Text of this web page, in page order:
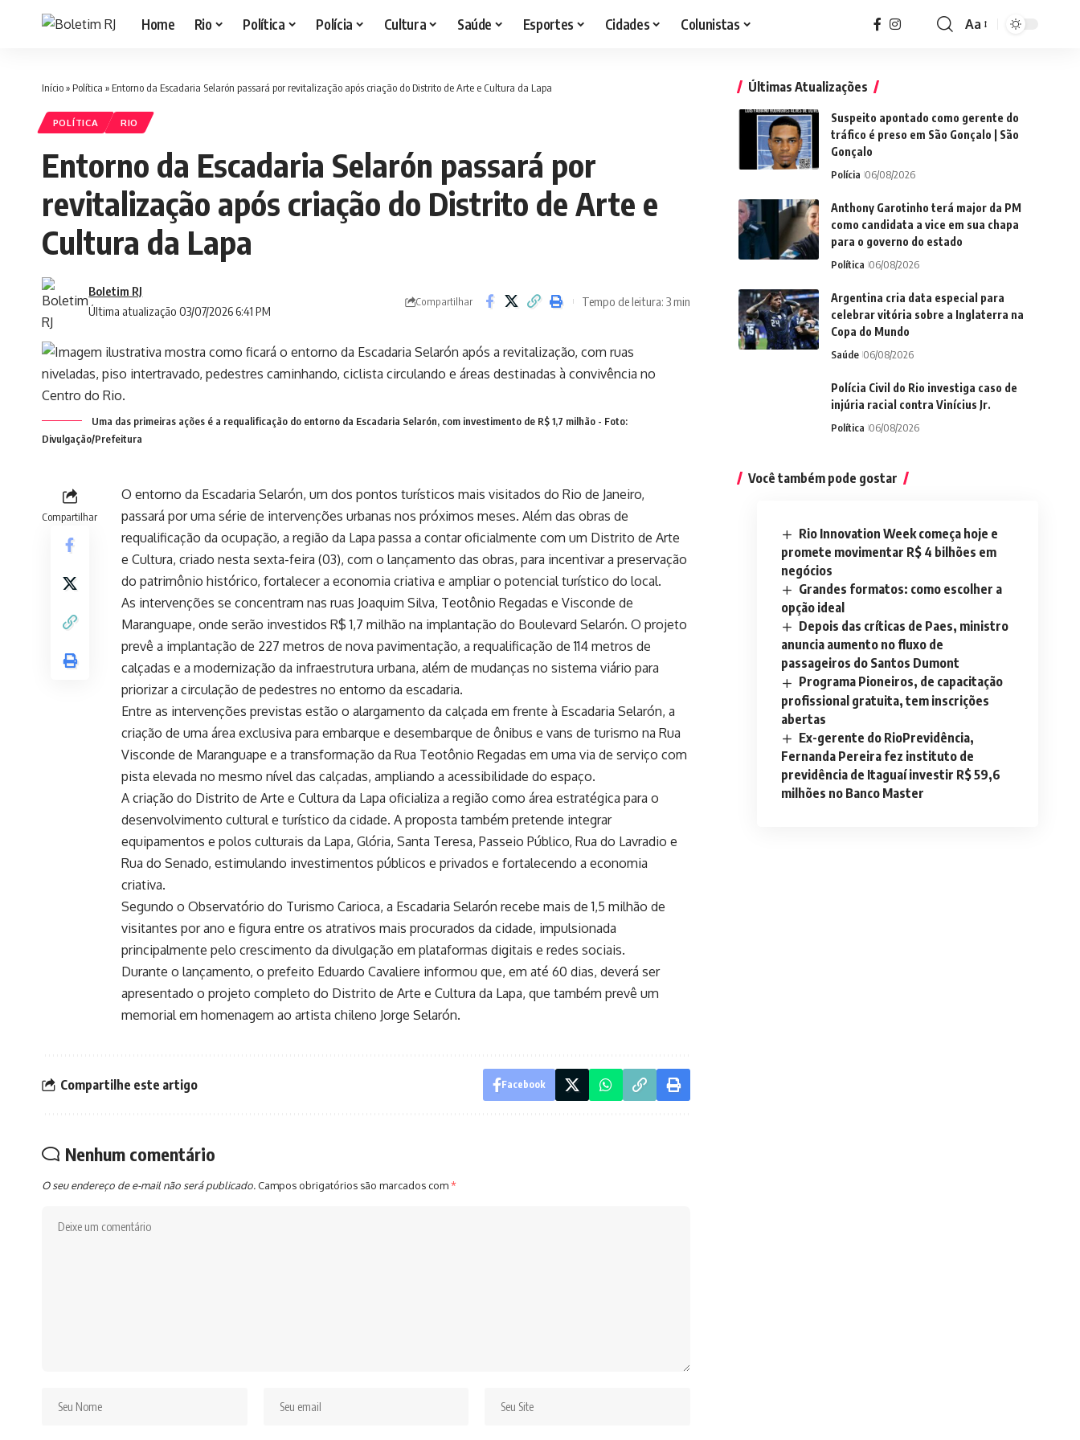
Home Rio Política Polícia Cultura Saúde Esportes Cidades Colunistas
Font
Aa
Início» Política » Entorno da Escadaria Selarón passará por revitalização após criação do Distrito de Arte e Cultura da Lapa
POLÍTICA RIO
Entorno da Escadaria Selarón passará por
revitalização após criação do Distrito de Arte e
Cultura da Lapa
Última atualização 03/07/2026 6:41 PM
Boletim RJ
Compartilhar Tempo de leitura: 3 min
Uma das primeiras ações é a requalificação do entorno da Escadaria Selarón, com investimento de R$ 1,7 milhão - Foto:
Divulgação/Prefeitura
Compartilhar
O entorno da Escadaria Selarón, um dos pontos turísticos mais visitados do Rio de Janeiro,
passará por uma série de intervenções urbanas nos próximos meses. Além das obras de
requalificação da ocupação, a região da Lapa passa a contar oficialmente com um Distrito de Arte
e Cultura, criado nesta sexta-feira (03), com o lançamento das obras, para incentivar a preservação
do patrimônio histórico, fortalecer a economia criativa e ampliar o potencial turístico do local.
As intervenções se concentram nas ruas Joaquim Silva, Teotônio Regadas e Visconde de
Maranguape, onde serão investidos R$ 1,7 milhão na implantação do Boulevard Selarón. O projeto
prevê a implantação de 227 metros de nova pavimentação, a requalificação de 114 metros de
calçadas e a modernização da infraestrutura urbana, além de mudanças no sistema viário para
priorizar a circulação de pedestres no entorno da escadaria.
Entre as intervenções previstas estão o alargamento da calçada em frente à Escadaria Selarón, a
criação de uma área exclusiva para embarque e desembarque de ônibus e vans de turismo na Rua
Visconde de Maranguape e a transformação da Rua Teotônio Regadas em uma via de serviço com
pista elevada no mesmo nível das calçadas, ampliando a acessibilidade do espaço.
A criação do Distrito de Arte e Cultura da Lapa oficializa a região como área estratégica para o
desenvolvimento cultural e turístico da cidade. A proposta também pretende integrar
equipamentos e polos culturais da Lapa, Glória, Santa Teresa, Passeio Público, Rua do Lavradio e
Rua do Senado, estimulando investimentos públicos e privados e fortalecendo a economia
criativa.
Segundo o Observatório do Turismo Carioca, a Escadaria Selarón recebe mais de 1,5 milhão de
visitantes por ano e figura entre os atrativos mais procurados da cidade, impulsionada
principalmente pelo crescimento da divulgação em plataformas digitais e redes sociais.
Durante o lançamento, o prefeito Eduardo Cavaliere informou que, em até 60 dias, deverá ser
apresentado o projeto completo do Distrito de Arte e Cultura da Lapa, que também prevê um
memorial em homenagem ao artista chileno Jorge Selarón.
Compartilhe este artigo Facebook
Nenhum comentário
O seu endereço de e-mail não será publicado. Campos obrigatórios são marcados com*
Últimas Atualizações
Suspeito apontado como gerente do
tráfico é preso em São Gonçalo | São
Gonçalo
Polícia 06/08/2026
Anthony Garotinho terá major da PM
como candidata a vice em sua chapa
para o governo do estado
Política 06/08/2026
Argentina cria data especial para
celebrar vitória sobre a Inglaterra na
Copa do Mundo
Saúde 06/08/2026
Polícia Civil do Rio investiga caso de
injúria racial contra Vinícius Jr.
Política 06/08/2026
Você também pode gostar
Rio Innovation Week começa hoje e
promete movimentar R$ 4 bilhões em
negócios
Grandes formatos: como escolher a
opção ideal
Depois das críticas de Paes, ministro
anuncia aumento no fluxo de
passageiros do Santos Dumont
Programa Pioneiros, de capacitação
profissional gratuita, tem inscrições
abertas
Ex-gerente do RioPrevidência,
Fernanda Pereira fez instituto de
previdência de Itaguaí investir R$ 59,6
milhões no Banco Master